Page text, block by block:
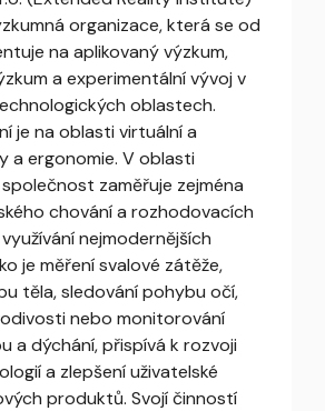
organizace, která se od
na aplikovaný výzkum,
a experimentální vývoj v
oblastech.
je na oblasti virtuální a
a ergonomie. V oblasti
zaměřuje zejména
chování a rozhodovacích
nejmodernějších
je měření svalové zátěže,
těla, sledování pohybu očí,
nebo monitorování
a dýchání, přispívá k rozvoji
a zlepšení uživatelské
produktů. Svojí činností